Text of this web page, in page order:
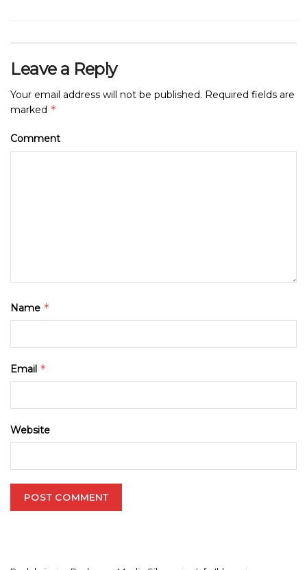
Leave a Reply
Your email address will not be published. Required fields are
marked *
Comment
Name *
Email *
Website